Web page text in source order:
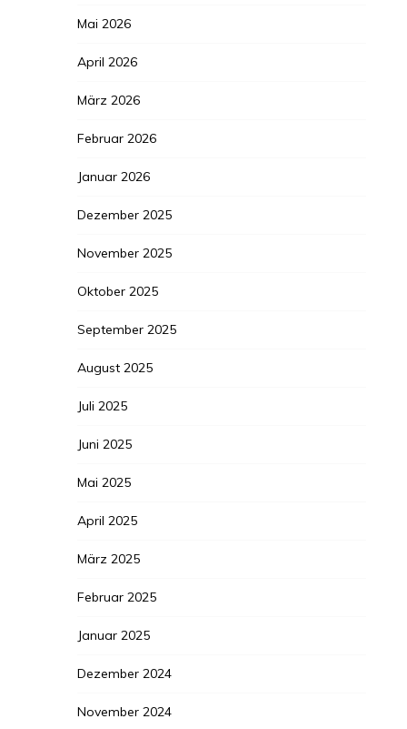
Mai 2026
April 2026
März 2026
Februar 2026
Januar 2026
Dezember 2025
November 2025
Oktober 2025
September 2025
August 2025
Juli 2025
Juni 2025
Mai 2025
April 2025
März 2025
Februar 2025
Januar 2025
Dezember 2024
November 2024